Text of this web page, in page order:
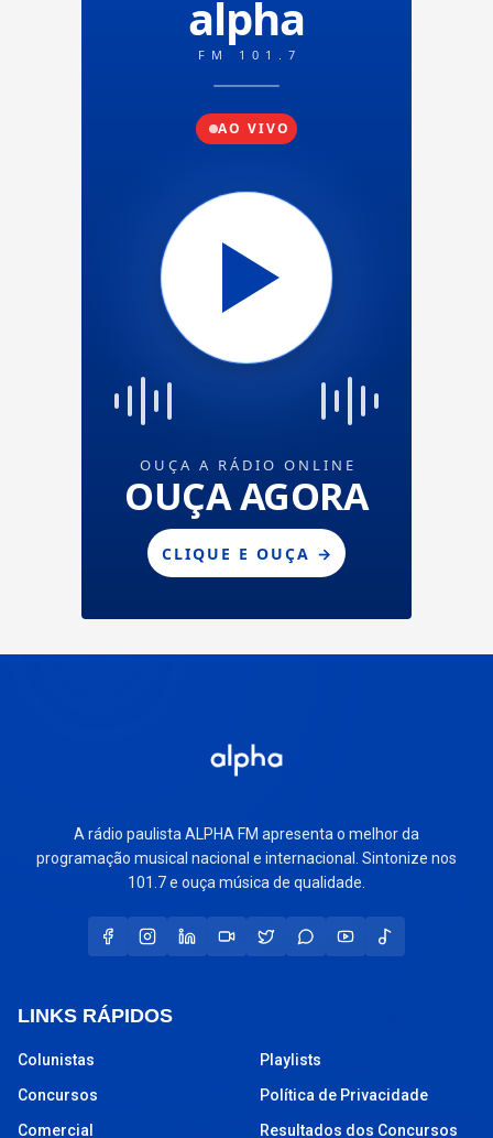
A rádio paulista ALPHA FM apresenta o melhor da
programação musical nacional e internacional. Sintonize nos
101.7 e ouça música de qualidade.
LINKS RÁPIDOS
Colunistas
Concursos
Comercial
Playlists
Política de Privacidade
Resultados dos Concursos